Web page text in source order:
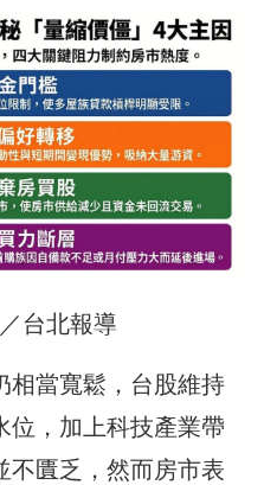
台北報導
相當寬鬆，台股維持
位，加上科技產業帶
不匱乏，然而房市表